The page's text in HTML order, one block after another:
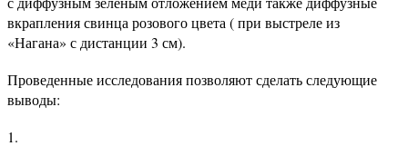
вкрапления свинца розового цвета ( при выстреле из
«Нагана» с дистанции 3 см).
Проведенные исследования позволяют сделать следующие
выводы: